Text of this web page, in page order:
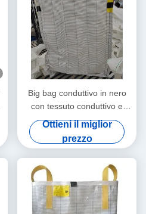
Big bag conduttivo in nero
con tessuto conduttivo e
resistenza superficiale
Ottieni il miglior
prezzo